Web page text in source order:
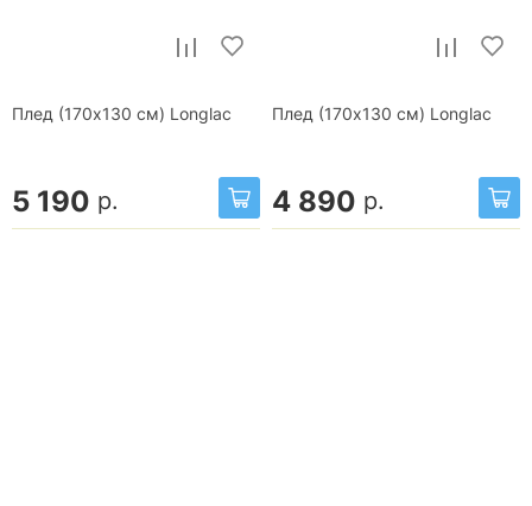
Плед (170x130 см) Longlac
5 190 р.
Плед (170x130 см) Longlac
4 890 р.